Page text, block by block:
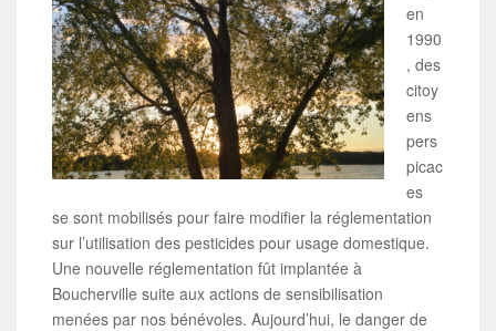
en
1990
, des
citoy
ens
pers
picac
es
se sont mobilisés pour faire modifier la réglementation
sur l’utilisation des pesticides pour usage domestique.
Une nouvelle réglementation fût implantée à
Boucherville suite aux actions de sensibilisation
menées par nos bénévoles. Aujourd’hui, le danger de